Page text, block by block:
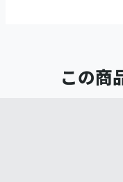
この商